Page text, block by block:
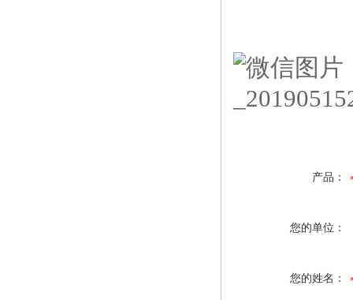
产品：
您的单位：
您的姓名：